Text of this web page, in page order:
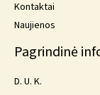
Kontaktai
Naujienos
Pagrindinė
D. U. K.